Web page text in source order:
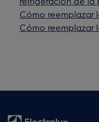
Cómo reemplazar
Cómo reemplazar